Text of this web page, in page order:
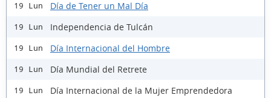
19 Lun Día de Tener un Mal Día
19 Lun Independencia de Tulcán
19 Lun Día Internacional del Hombre
19 Lun Día Mundial del Retrete
19 Lun Día Internacional de la Mujer Emprendedora